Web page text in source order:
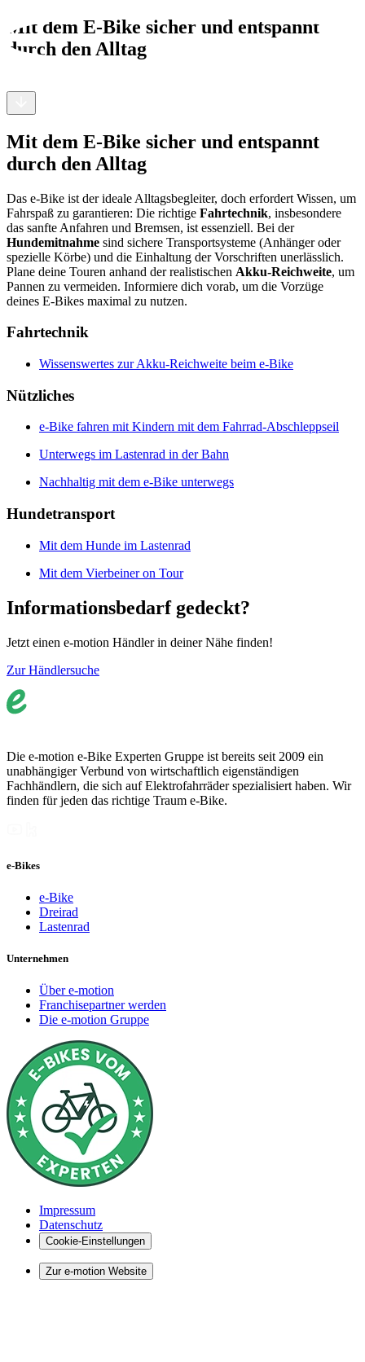
Mit dem E-Bike sicher und entspannt
durch den Alltag
Mit dem E-Bike sicher und entspannt
durch den Alltag
Das e-Bike ist der ideale Alltagsbegleiter, doch erfordert Wissen, um
Fahrspaß zu garantieren: Die richtige Fahrtechnik, insbesondere
das sanfte Anfahren und Bremsen, ist essenziell. Bei der
Hundemitnahme sind sichere Transportsysteme (Anhänger oder
spezielle Körbe) und die Einhaltung der Vorschriften unerlässlich.
Plane deine Touren anhand der realistischen Akku-Reichweite, um
Pannen zu vermeiden. Informiere dich vorab, um die Vorzüge
deines E-Bikes maximal zu nutzen.
Fahrtechnik
Wissenswertes zur Akku-Reichweite beim e-Bike
Nützliches
e-Bike fahren mit Kindern mit dem Fahrrad-Abschleppseil
Unterwegs im Lastenrad in der Bahn
Nachhaltig mit dem e-Bike unterwegs
Hundetransport
Mit dem Hunde im Lastenrad
Mit dem Vierbeiner on Tour
Informationsbedarf gedeckt?
Jetzt einen e-motion Händler in deiner Nähe finden!
Zur Händlersuche
Die e-motion e-Bike Experten Gruppe ist bereits seit 2009 ein
unabhängiger Verbund von wirtschaftlich eigenständigen
Fachhändlern, die sich auf Elektrofahrräder spezialisiert haben. Wir
finden für jeden das richtige Traum e-Bike.
e-Bikes
e-Bike
Dreirad
Lastenrad
Unternehmen
Über e-motion
Franchisepartner werden
Die e-motion Gruppe
Impressum
Datenschutz
Cookie-Einstellungen
Zur e-motion Website